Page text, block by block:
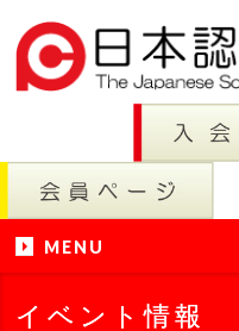
MENU
イベント情報